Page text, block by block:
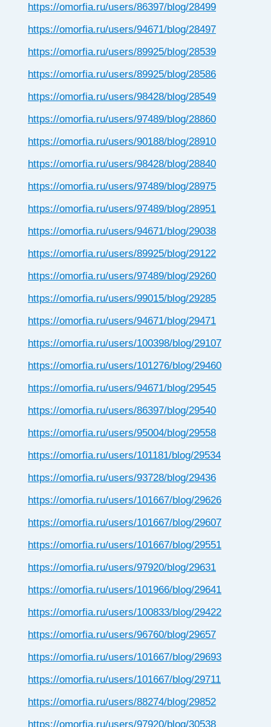
https://omorfia.ru/users/86397/blog/28499
https://omorfia.ru/users/94671/blog/28497
https://omorfia.ru/users/89925/blog/28539
https://omorfia.ru/users/89925/blog/28586
https://omorfia.ru/users/98428/blog/28549
https://omorfia.ru/users/97489/blog/28860
https://omorfia.ru/users/90188/blog/28910
https://omorfia.ru/users/98428/blog/28840
https://omorfia.ru/users/97489/blog/28975
https://omorfia.ru/users/97489/blog/28951
https://omorfia.ru/users/94671/blog/29038
https://omorfia.ru/users/89925/blog/29122
https://omorfia.ru/users/97489/blog/29260
https://omorfia.ru/users/99015/blog/29285
https://omorfia.ru/users/94671/blog/29471
https://omorfia.ru/users/100398/blog/29107
https://omorfia.ru/users/101276/blog/29460
https://omorfia.ru/users/94671/blog/29545
https://omorfia.ru/users/86397/blog/29540
https://omorfia.ru/users/95004/blog/29558
https://omorfia.ru/users/101181/blog/29534
https://omorfia.ru/users/93728/blog/29436
https://omorfia.ru/users/101667/blog/29626
https://omorfia.ru/users/101667/blog/29607
https://omorfia.ru/users/101667/blog/29551
https://omorfia.ru/users/97920/blog/29631
https://omorfia.ru/users/101966/blog/29641
https://omorfia.ru/users/100833/blog/29422
https://omorfia.ru/users/96760/blog/29657
https://omorfia.ru/users/101667/blog/29693
https://omorfia.ru/users/101667/blog/29711
https://omorfia.ru/users/88274/blog/29852
https://omorfia.ru/users/97920/blog/30538